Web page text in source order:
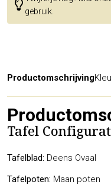
gebruik.
Productomschrijving
Tafel
Tafelblad: Deens Ovaal
Tafelpoten: Maan poten